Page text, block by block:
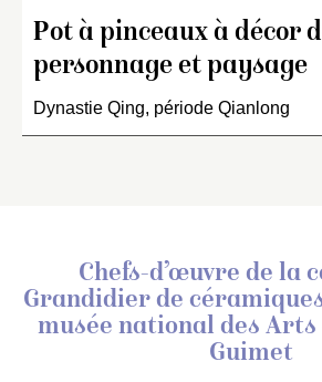
Pot à pinceaux à décor
personnage et paysage
Dynastie Qing, période Qianlong
Chefs-d’œuvre de la
Grandidier de
musée national des Arts
Guimet